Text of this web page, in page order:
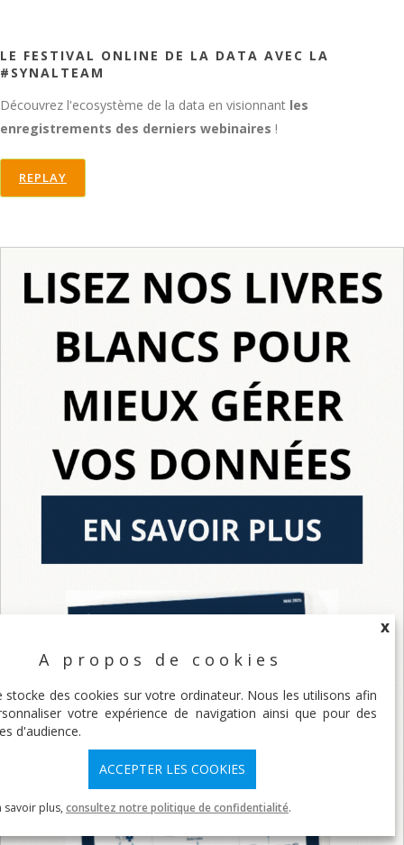
X
A propos de cookies
stocke des cookies sur votre ordinateur. Nous les utilisons afin
votre expérience de navigation ainsi que pour des
d'audience.
ACCEPTER LES COOKIES
savoir plus, consultez notre politique de confidentialité.
LE FESTIVAL ONLINE DE LA DATA AVEC LA
#SYNALTEAM
Découvrez l'ecosystème de la data en visionnant les
enregistrements des derniers webinaires !
REPLAY